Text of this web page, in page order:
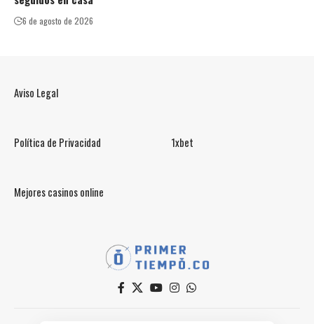
6 de agosto de 2026
Aviso Legal
Política de Privacidad 1xbet
Mejores casinos online